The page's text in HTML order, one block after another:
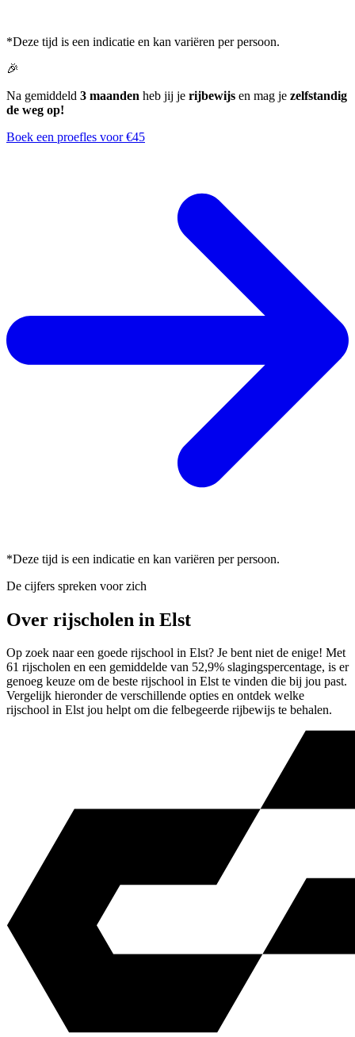
*Deze tijd is een indicatie en kan variëren per persoon.
🎉
Na gemiddeld 3 maanden heb jij je rijbewijs en mag je zelfstandig
de weg op!
Boek een proefles voor €45
*Deze tijd is een indicatie en kan variëren per persoon.
De cijfers spreken voor zich
Over rijscholen in Elst
Op zoek naar een goede rijschool in Elst? Je bent niet de enige! Met
61 rijscholen en een gemiddelde van 52,9% slagingspercentage, is er
genoeg keuze om de beste rijschool in Elst te vinden die bij jou past.
Vergelijk hieronder de verschillende opties en ontdek welke
rijschool in Elst jou helpt om die felbegeerde rijbewijs te behalen.